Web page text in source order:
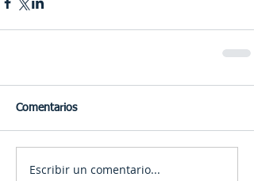
Comentarios
Escribir un comentario...